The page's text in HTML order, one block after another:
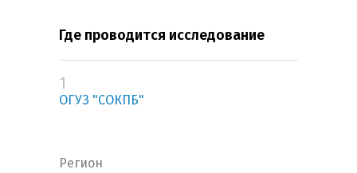
Где проводится исследование
1
ОГУЗ "СОКПБ"
Регион